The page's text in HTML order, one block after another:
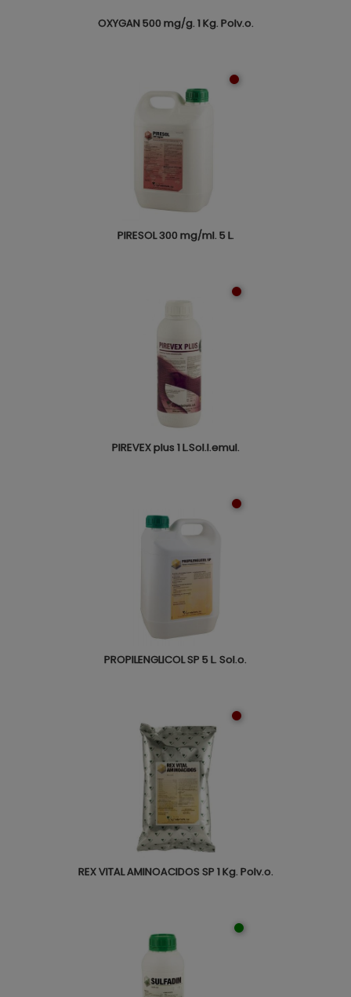
OXYGAN 500 mg/g. 1 Kg. Polv.o.
PIRESOL 300 mg/ml. 5 L.
PIREVEX plus 1 L.Sol.l.emul.
PROPILENGLICOL SP 5 L. Sol.o.
REX VITAL AMINOACIDOS SP 1 Kg. Polv.o.